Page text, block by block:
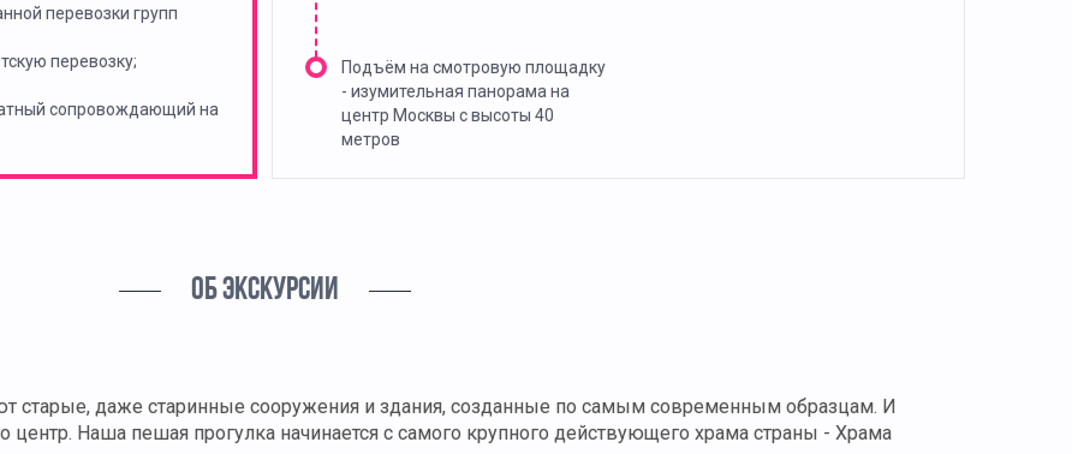
перевозки групп
перевозку;
сопровождающий на
Подъём на смотровую площадку
- изумительная панорама на
центр Москвы с высоты 40
метров
ОБ ЭКСКУРСИИ
старые, даже старинные сооружения и здания, созданные по самым современным образцам. И
центр. Наша пешая прогулка начинается с самого крупного действующего храма страны - Храма